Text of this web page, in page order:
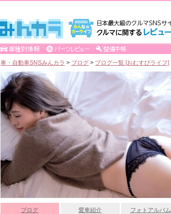
車・自動車SNSみんカラ > ブログ > ブログ一覧 [おむすびライフ]
ブログ 愛車紹介 フォトアルバム